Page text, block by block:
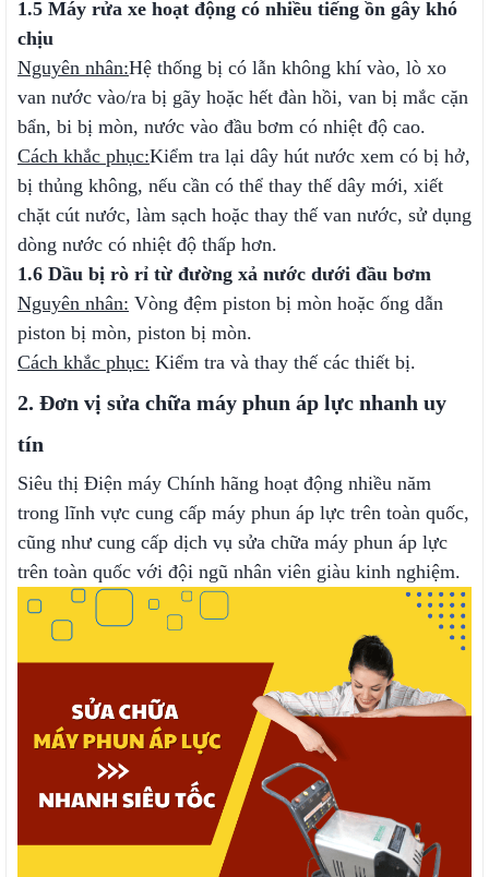
1.5 Máy rửa xe hoạt động có nhiều tiếng ồn gây khó
chịu
Nguyên nhân:Hệ thống bị có lẫn không khí vào, lò xo
van nước vào/ra bị gãy hoặc hết đàn hồi, van bị mắc cặn
bẩn, bi bị mòn, nước vào đầu bơm có nhiệt độ cao.
Cách khắc phục:Kiểm tra lại dây hút nước xem có bị hở,
bị thủng không, nếu cần có thể thay thế dây mới, xiết
chặt cút nước, làm sạch hoặc thay thế van nước, sử dụng
dòng nước có nhiệt độ thấp hơn.
1.6 Dầu bị rò rỉ từ đường xả nước dưới đầu bơm
Nguyên nhân: Vòng đệm piston bị mòn hoặc ống dẫn
piston bị mòn, piston bị mòn.
Cách khắc phục: Kiểm tra và thay thế các thiết bị.
2. Đơn vị sửa chữa máy phun áp lực nhanh uy
tín
Siêu thị Điện máy Chính hãng hoạt động nhiều năm
trong lĩnh vực cung cấp máy phun áp lực trên toàn quốc,
cũng như cung cấp dịch vụ sửa chữa máy phun áp lực
trên toàn quốc với đội ngũ nhân viên giàu kinh nghiệm.